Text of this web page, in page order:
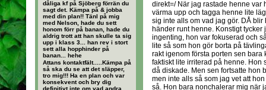
dåliga kf på Sjöberg förrän du
sagt det. Kämpa på & jobba
med din plan!! Tänl på mig
med Nelson, hade du sett
honom förr på banan, hade du
aldrig trott att han skulle ta sig
upp i klass 3... han rev i stort
sett alla hopphinder på
banan... hehe
Attans kontaktfält.....Kämpa på
så ska du se att det släpper,
tro mig!!! Ha en plan och var
konsekvent och bry dig
definitivt inte om vad andra
direkt=/ När jag rastade henne var
värma upp och tagga henne lite
sig inte alls om vad jag gör. DÅ
händer runt henne. Konstigt
ingenting, hon var fokuserad och
lite så som hon gör borta på
rakt igenom första porten sen
faktiskt lite irriterad på henne. Hon
då diskade. Men sen fortsatte hon
men inte alls så som jag vet att
så. Hon bara nonchalerar mig när